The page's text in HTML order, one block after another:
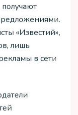
«Известий»,
лишь
в сети